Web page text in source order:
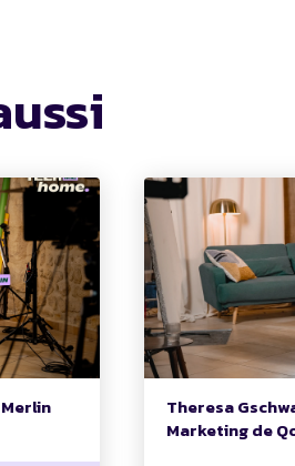
Theresa
Marketing de